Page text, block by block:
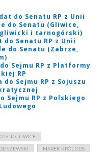
do Senatu RP z Unii
do Senatu (Gliwice,
i tarnogórski)
Senatu RP z Unii
do Senatu (Zabrze,
Sejmu RP z Platformy
RP
Sejmu RP z Sojuszu
Sejmu RP z Polskiego
SLD GLIWICE
MAREK KRÓL ODS